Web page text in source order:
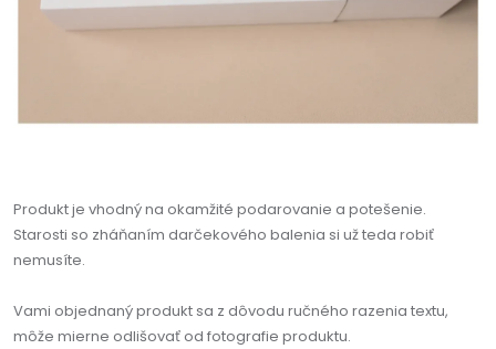
Produkt je vhodný na okamžité podarovanie a potešenie.
Starosti so zháňaním darčekového balenia si už teda robiť
nemusíte.
Vami objednaný produkt sa z dôvodu ručného razenia textu,
môže mierne odlišovať od fotografie produktu.